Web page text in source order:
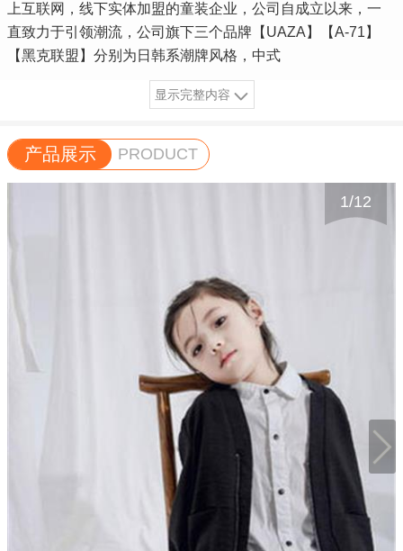
上互联网，线下实体加盟的童装企业，公司自成立以来，一
直致力于引领潮流，公司旗下三个品牌【UAZA】【A-71】
【黑克联盟】分别为日韩系潮牌风格，中式
显示完整内容
产品展示 PRODUCT
1/12